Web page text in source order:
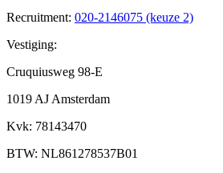
Recruitment: 020-2146075 (keuze 2)
Vestiging:
Cruquiusweg 98-E
1019 AJ Amsterdam
Kvk: 78143470
BTW: NL861278537B01